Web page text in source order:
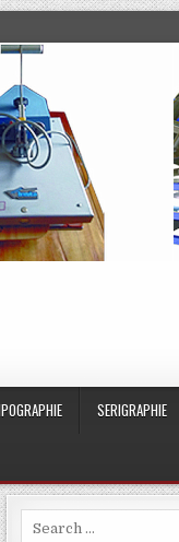
SERIGRAPHIE